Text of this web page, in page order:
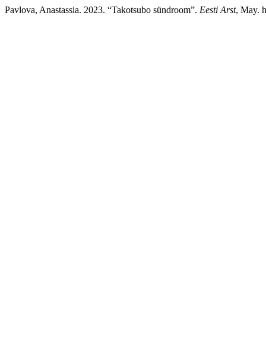
Pavlova, Anastassia. 2023. “Takotsubo sündroom”. Eesti Arst, May.